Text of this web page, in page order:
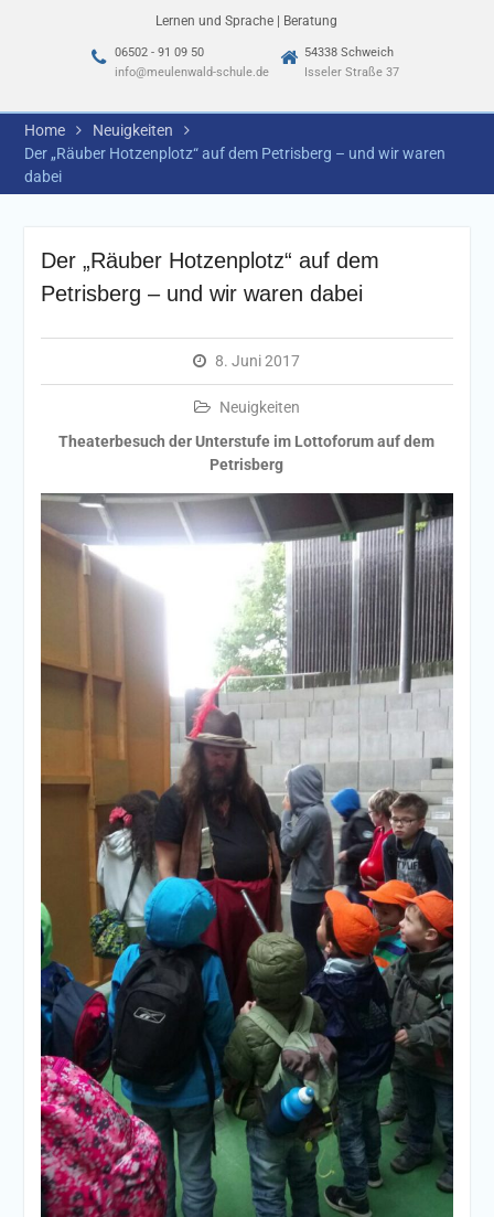
Lernen und Sprache | Beratung
06502 - 91 09 50
info@meulenwald-schule.de
54338 Schweich
Isseler Straße 37
Home
Neuigkeiten
Der „Räuber Hotzenplotz“ auf dem Petrisberg – und wir waren
dabei
Der „Räuber Hotzenplotz“ auf dem
Petrisberg – und wir waren dabei
8. Juni 2017
Neuigkeiten
Theaterbesuch der Unterstufe im Lottoforum auf dem
Petrisberg